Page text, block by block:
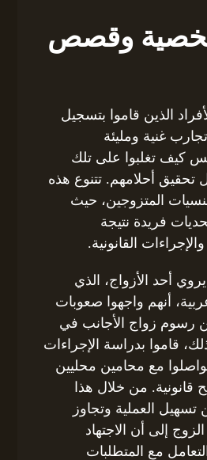
وقصص
الذين قاموا بتسجيل
غنية ومليئة
كيف تغلبوا على تلك
أحلامهم. تتنوع هذه
المتزوجين، حيث
فريدة نتيجة
القانونية.
أحد الأزواج، الذي
أنهم واجهوا صعوبات
رسوم زواج الأجانب في
قاموا بدراسة الإجراءات
مع محامين محليين
من خلال هذا
تسهيل العملية وتجاوز
إلى أن الاجتهاد
مع المتطلبات